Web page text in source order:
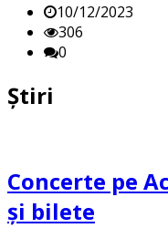
10/12/2023
306
0
Știri
Concerte pe
și bilete